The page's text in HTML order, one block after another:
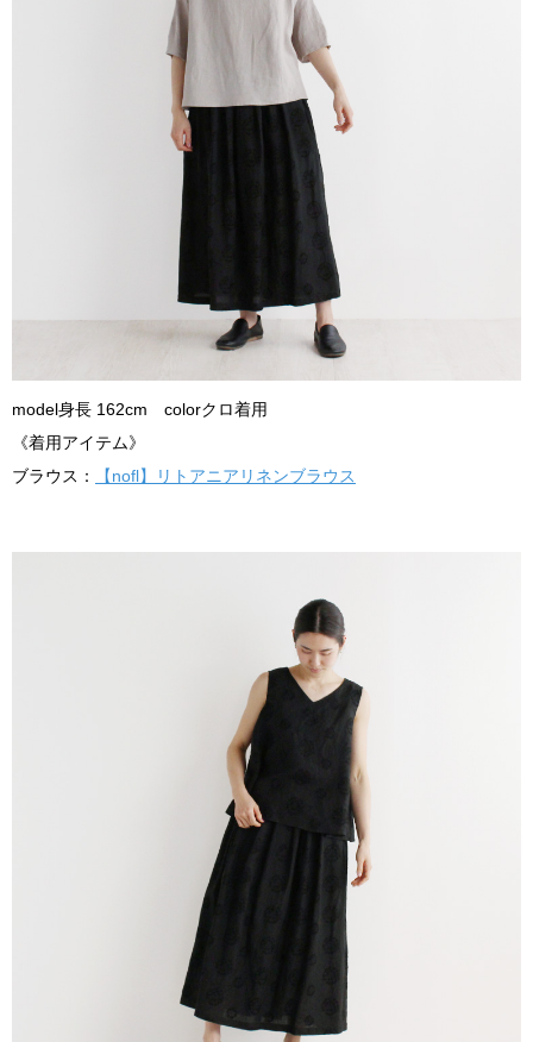
model身長 162cm colorクロ着用
《着用アイテム》
ブラウス：
【nofl】リトアニアリネンブラウス